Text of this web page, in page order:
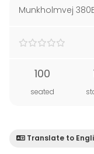
Munkholmvej
100
seated
Translate to